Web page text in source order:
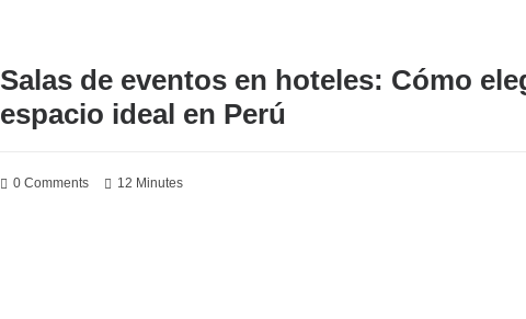
Salas de eventos en hoteles: Cómo
espacio ideal en Perú
0 Comments 12 Minutes